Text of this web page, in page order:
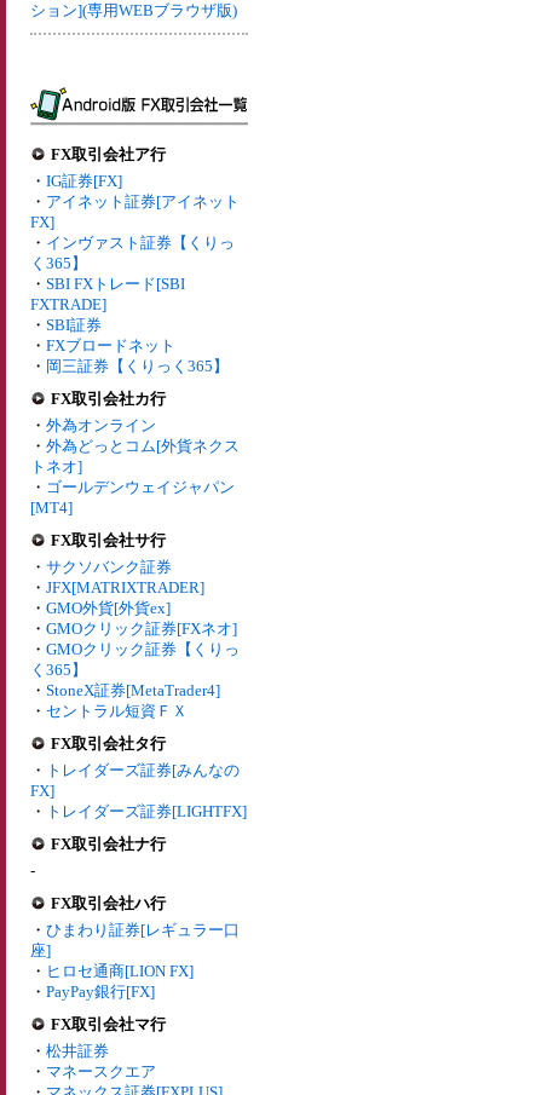
ション](専用WEBブラウザ版)
FX取引会社ア行
・ IG証券[FX]
・ アイネット証券[アイネット
FX]
・ インヴァスト証券【くりっ
く365】
・ SBI FXトレード[SBI
FXTRADE]
・ SBI証券
・ FXブロードネット
・ 岡三証券【くりっく365】
FX取引会社カ行
・ 外為オンライン
・ 外為どっとコム[外貨ネクス
トネオ]
・ ゴールデンウェイジャパン
[MT4]
FX取引会社サ行
・ サクソバンク証券
・ JFX[MATRIXTRADER]
・ GMO外貨[外貨ex]
・ GMOクリック証券[FXネオ]
・ GMOクリック証券【くりっ
く365】
・ StoneX証券[MetaTrader4]
・ セントラル短資ＦＸ
FX取引会社タ行
・ トレイダーズ証券[みんなの
FX]
・ トレイダーズ証券[LIGHTFX]
FX取引会社ナ行
-
FX取引会社ハ行
・ ひまわり証券[レギュラー口
座]
・ ヒロセ通商[LION FX]
・ PayPay銀行[FX]
FX取引会社マ行
・ 松井証券
・ マネースクエア